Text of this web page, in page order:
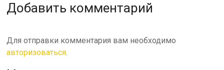
Добавить комментарий
Для отправки комментария вам необходимо
авторизоваться.